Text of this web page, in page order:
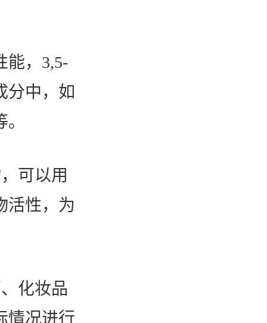
能，3,5-
分中，如
可以用
活性，为
化妆品
情况进行